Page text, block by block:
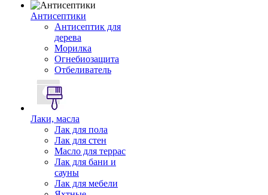
Антисептики
Антисептик для
дерева
Морилка
Огнебиозащита
Отбеливатель
Лаки, масла
Лак для пола
Лак для стен
Масло для террас
Лак для бани и
сауны
Лак для мебели